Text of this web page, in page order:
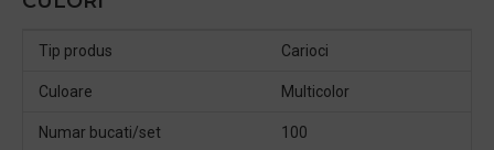
Tip produs Carioci
Culoare Multicolor
Numar bucati/set 100